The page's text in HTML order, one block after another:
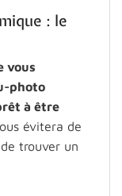
: le
vous
photo
à être
évitera de
trouver un